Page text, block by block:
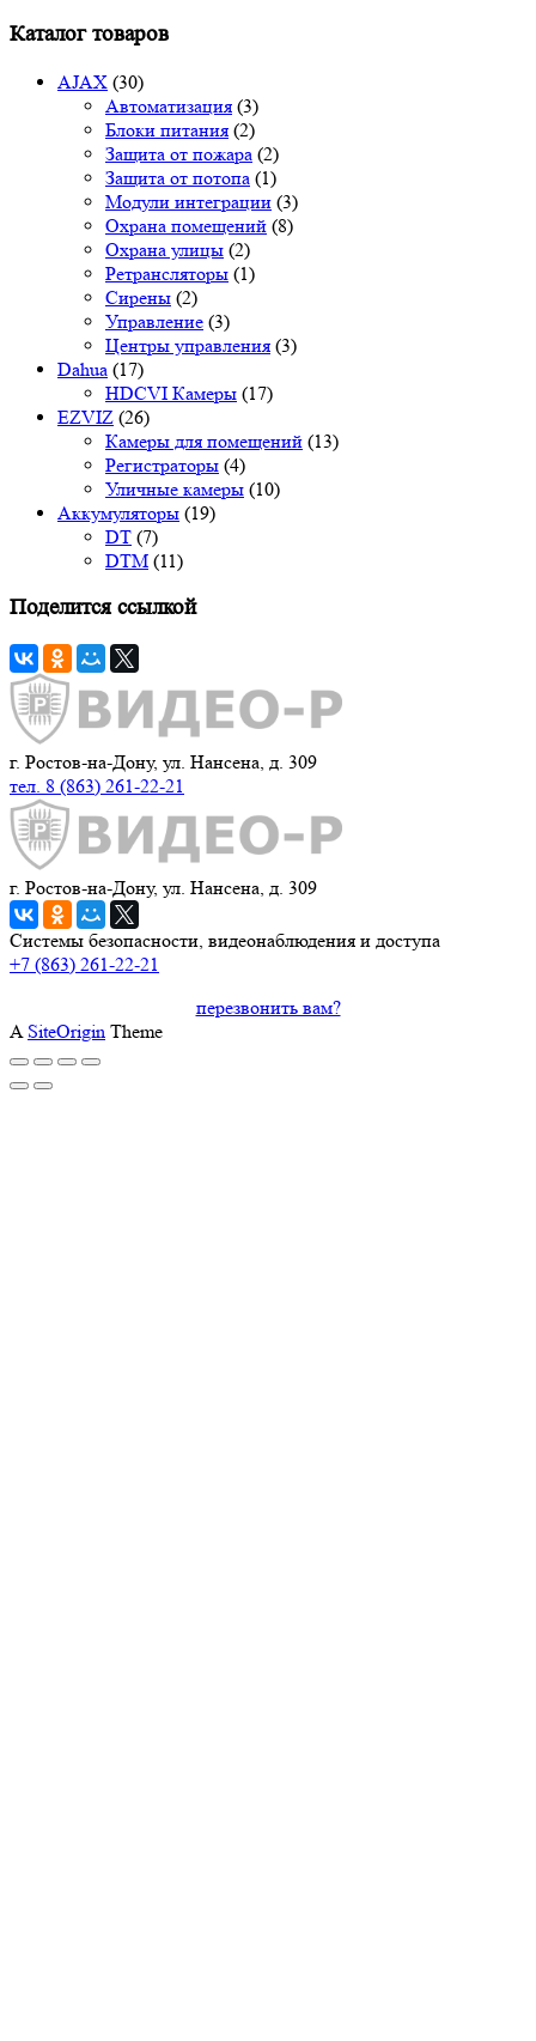
Каталог товаров
AJAX (30)
Автоматизация (3)
Блоки питания (2)
Защита от пожара (2)
Защита от потопа (1)
Модули интеграции (3)
Охрана помещений (8)
Охрана улицы (2)
Ретрансляторы (1)
Сирены (2)
Управление (3)
Центры управления (3)
Dahua (17)
HDCVI Камеры (17)
EZVIZ (26)
Камеры для помещений (13)
Регистраторы (4)
Уличные камеры (10)
Аккумуляторы (19)
DT (7)
DTM (11)
Поделится ссылкой
г. Ростов-на-Дону, ул. Нансена, д. 309
тел. 8 (863) 261-22-21
г. Ростов-на-Дону, ул. Нансена, д. 309
Системы безопасности, видеонаблюдения и доступа
+7 (863) 261-22-21
перезвонить вам?
A SiteOrigin Theme